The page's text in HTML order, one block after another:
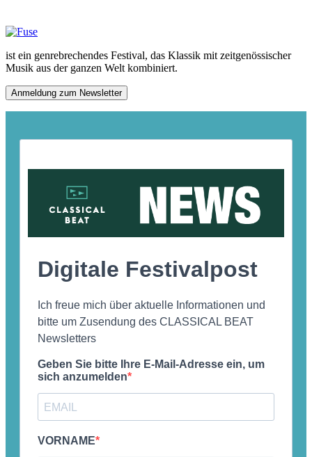
ist ein genrebrechendes Festival, das Klassik mit zeitgenössischer
Musik aus der ganzen Welt kombiniert.
Anmeldung zum Newsletter